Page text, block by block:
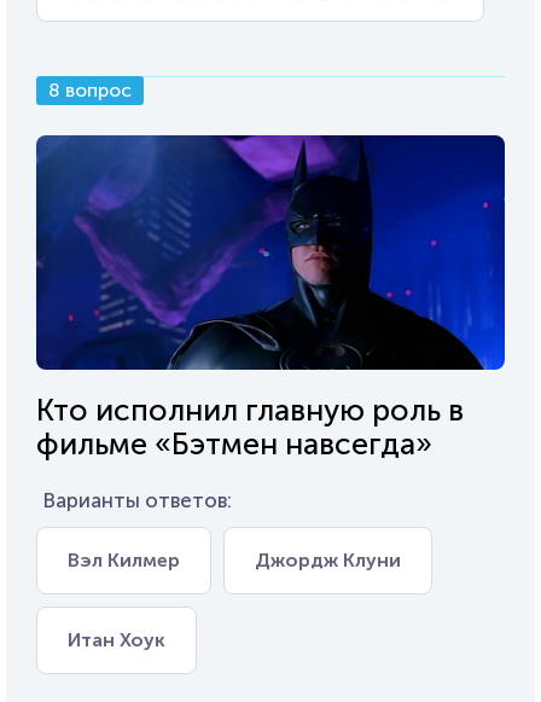
8 вопрос
Кто исполнил главную роль в
фильме «Бэтмен навсегда»
Варианты ответов:
Вэл Килмер Джордж Клуни
Итан Хоук